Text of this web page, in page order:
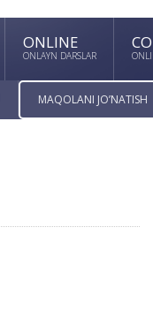
ONLINE
ONLAYN DARSLAR
MAQOLANI JO’NATISH